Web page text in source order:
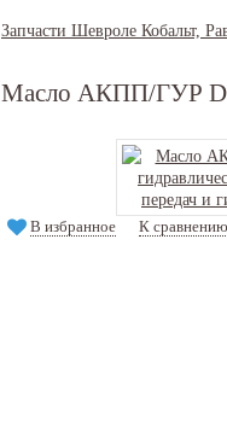
Запчасти Шевроле Кобальт,
Масло АКПП/ГУР
В избранное К сравнению